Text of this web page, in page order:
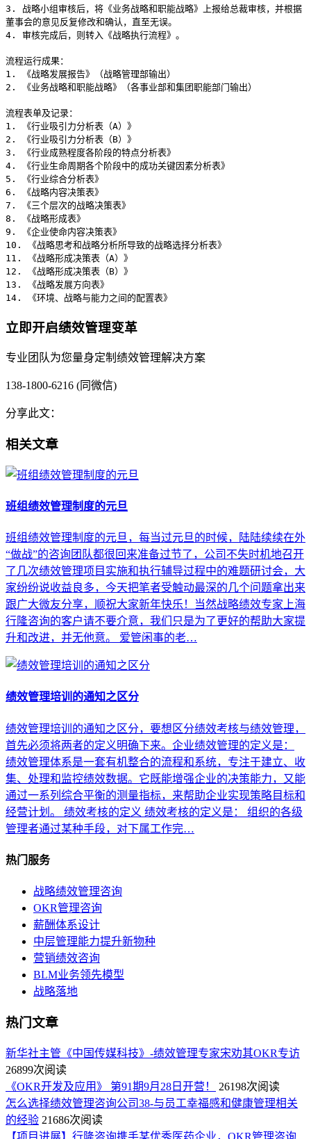
3. 战略小组审核后，将《业务战略和职能战略》上报给总裁审核，并根据
董事会的意见反复修改和确认，直至无误。
4. 审核完成后，则转入《战略执行流程》。
流程运行成果：
1. 《战略发展报告》（战略管理部输出）
2. 《业务战略和职能战略》（各事业部和集团职能部门输出）
流程表单及记录：
1. 《行业吸引力分析表（A）》
2. 《行业吸引力分析表（B）》
3. 《行业成熟程度各阶段的特点分析表》
4. 《行业生命周期各个阶段中的成功关键因素分析表》
5. 《行业综合分析表》
6. 《战略内容决策表》
7. 《三个层次的战略决策表》
8. 《战略形成表》
9. 《企业使命内容决策表》
10. 《战略思考和战略分析所导致的战略选择分析表》
11. 《战略形成决策表（A）》
12. 《战略形成决策表（B）》
13. 《战略发展方向表》
14. 《环境、战略与能力之间的配置表》
立即开启绩效管理变革
专业团队为您量身定制绩效管理解决方案
138-1800-6216 (同微信)
分享此文：
相关文章
班组绩效管理制度的元旦
班组绩效管理制度的元旦，每当过元旦的时候，陆陆续续在外
“做战”的咨询团队都很回来准备过节了，公司不失时机地召开
了几次绩效管理项目实施和执行辅导过程中的难题研讨会，大
家纷纷说收益良多，今天把笔者受触动最深的几个问题拿出来
跟广大微友分享，顺祝大家新年快乐！当然战略绩效专家上海
行隆咨询的客户请不要介意，我们只是为了更好的帮助大家提
升和改进，并无他意。 爱管闲事的老…
绩效管理培训的通知之区分
绩效管理培训的通知之区分，要想区分绩效考核与绩效管理，
首先必须将两者的定义明确下来。企业绩效管理的定义是：
绩效管理体系是一套有机整合的流程和系统，专注于建立、收
集、处理和监控绩效数据。它既能增强企业的决策能力，又能
通过一系列综合平衡的测量指标，来帮助企业实现策略目标和
经营计划。 绩效考核的定义 绩效考核的定义是： 组织的各级
管理者通过某种手段，对下属工作完…
热门服务
战略绩效管理咨询
OKR管理咨询
薪酬体系设计
中层管理能力提升新物种
营销绩效咨询
BLM业务领先模型
战略落地
热门文章
新华社主管《中国传媒科技》-绩效管理专家宋劝其OKR专访
26899次阅读
《OKR开发及应用》 第91期9月28日开营！
26198次阅读
怎么选择绩效管理咨询公司38-与员工幸福感和健康管理相关
的经验 21686次阅读
【项目进展】行隆咨询携手某优秀医药企业，OKR管理咨询